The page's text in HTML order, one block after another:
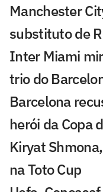
Manchester
substituto de
Inter Miami
trio do
Barcelona
herói da Copa
Kiryat
na Toto Cup